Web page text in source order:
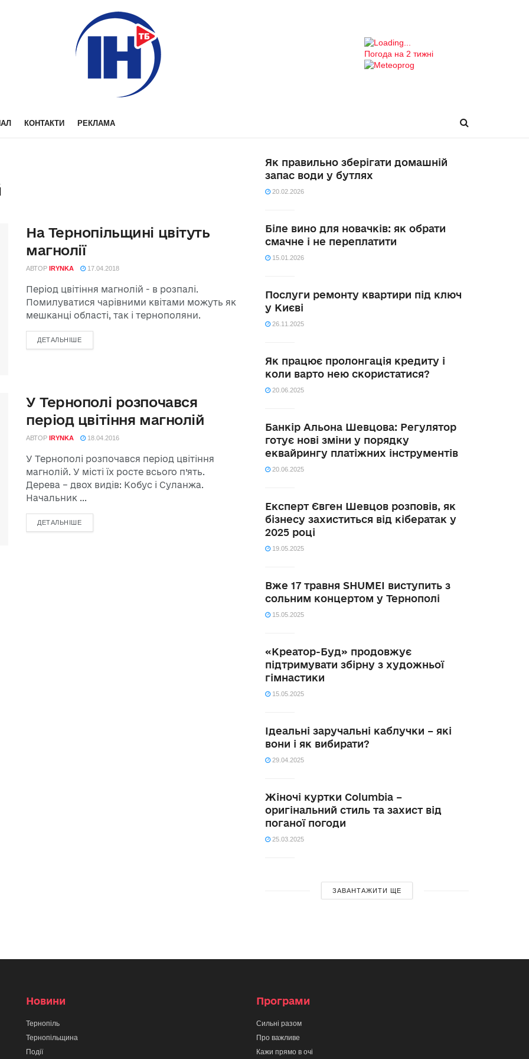
Погода на 2 тижні
КОНТАКТИ РЕКЛАМА
На Тернопільщині цвітуть
магнолії
АВТОР IRYNKA 17.04.2018
Період цвітіння магнолій - в розпалі.
Помилуватися чарівними квітами можуть як
мешканці області, так і тернополяни.
ДЕТАЛЬНІШЕ
У Тернополі розпочався
період цвітіння магнолій
АВТОР IRYNKA 18.04.2016
У Тернополі розпочався період цвітіння
магнолій. У місті їх росте всього п’ять.
Дерева – двох видів: Кобус і Суланжа.
Начальник ...
ДЕТАЛЬНІШЕ
Як правильно зберігати домашній
запас води у бутлях
20.02.2026
Біле вино для новачків: як обрати
смачне і не переплатити
15.01.2026
Послуги ремонту квартири під ключ
у Києві
26.11.2025
Як працює пролонгація кредиту і
коли варто нею скористатися?
20.06.2025
Банкір Альона Шевцова: Регулятор
готує нові зміни у порядку
еквайрингу платіжних інструментів
20.06.2025
Експерт Євген Шевцов розповів, як
бізнесу захиститься від кібератак у
2025 році
19.05.2025
Вже 17 травня SHUMEI виступить з
сольним концертом у Тернополі
15.05.2025
«Креатор-Буд» продовжує
підтримувати збірну з художньої
гімнастики
15.05.2025
Ідеальні заручальні каблучки – які
вони і як вибирати?
29.04.2025
Жіночі куртки Columbia –
оригінальний стиль та захист від
поганої погоди
25.03.2025
ЗАВАНТАЖИТИ ЩЕ
Новини
Тернопіль
Тернопільщина
Події
Програми
Сильні разом
Про важливе
Кажи прямо в очі